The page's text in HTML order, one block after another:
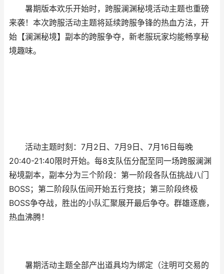
暑期版本欢乐开始时，跨服澜渊秘境活动主题也重磅
来袭！本次跨服活动主题将延续跨服争锋的热血方法，开
始【澜渊秘境】副本的跨服争夺，新老服玩家均能畅享秘
境趣味。
活动主题时刻：7月2日、7月9日、7月16日每晚
20:40-21:40限时开始。每8支队伍分配至同一场跨服澜渊
秘境副本，副本分为三个阶段：第一阶段各队伍挑战八门
BOSS；第二阶段队伍间开始五行竞技；第三阶段终极
BOSS争夺战，胜出的小队汇聚展开最后争夺。群雄逐鹿，
热血沸腾！
暑期活动主题全部产出道具均为绑定（注明可交易的